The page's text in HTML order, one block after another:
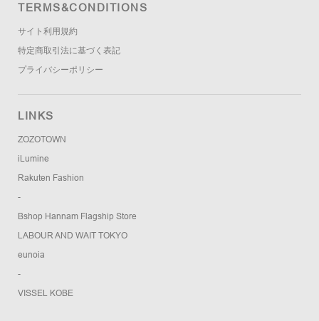
TERMS&CONDITIONS
サイト利用規約
特定商取引法に基づく表記
プライバシーポリシー
LINKS
ZOZOTOWN
iLumine
Rakuten Fashion
-
Bshop Hannam Flagship Store
LABOUR AND WAIT TOKYO
eunoia
-
VISSEL KOBE